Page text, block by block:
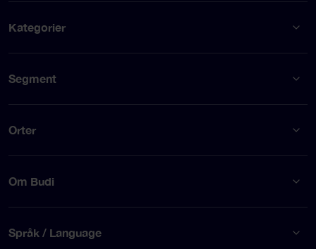
Kategorier
Segment
Orter
Om Budi
Språk / Language